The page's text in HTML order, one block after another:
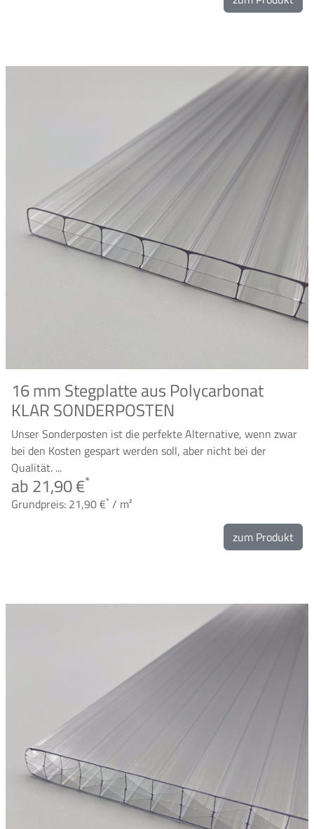
16 mm Stegplatte aus Polycarbonat
KLAR SONDERPOSTEN
Unser Sonderposten ist die perfekte Alternative, wenn zwar
bei den Kosten gespart werden soll, aber nicht bei der
Qualität. ...
ab 21,90 €*
Grundpreis: 21,90 €* / m²
zum Produkt